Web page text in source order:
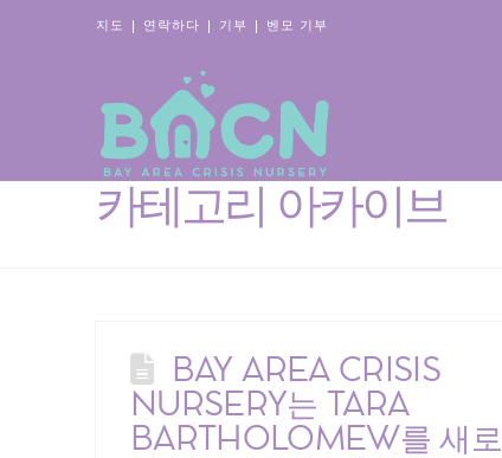
지도 | 연락하다 | 기부 | 벤모 기부
카테고리 아카이브
BAY AREA CRISIS
NURSERY는 TARA
BARTHOLOMEW를 새로